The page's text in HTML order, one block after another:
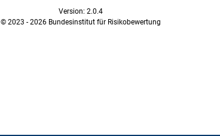
Version: 2.0.4
© 2023 - 2026 Bundesinstitut für Risikobewertung